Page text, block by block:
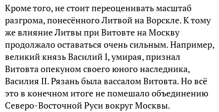
Кроме того, не стоит переоценивать масштаб
разгрома, понесённого Литвой на Ворскле. К тому
же влияние Литвы при Витовте на Москву
продолжало оставаться очень сильным. Например,
великий князь Василий I, умирая, признал
Витовта опекуном своего юного наследника,
Василия II. Рязань была вассалом Витовта. Но всё
это в конечном итоге не помешало объединению
Северо-Восточной Руси вокруг Москвы.